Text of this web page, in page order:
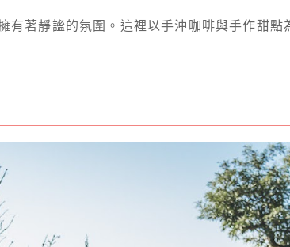
著靜謐的氛圍。這裡以手沖咖啡與手作甜點